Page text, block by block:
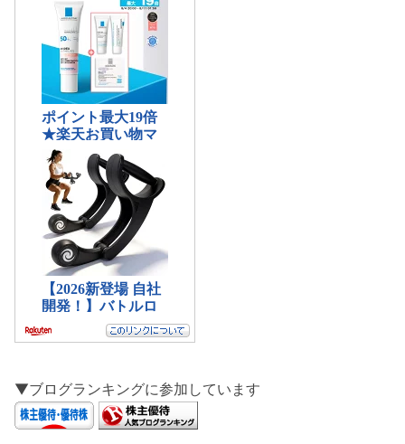
▼ブログランキングに参加しています